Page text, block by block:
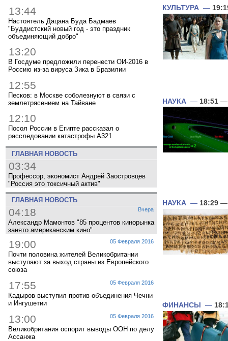
13:44
Настоятель Дацана Буда Бадмаев
"Буддистский новый год - это праздник
объединяющий добро"
13:20
В Госдуме предложили перенести ОИ-2016 в
Россию из-за вируса Зика в Бразилии
12:55
Песков: в Москве соболезнуют в связи с
землетрясением на Тайване
12:10
Посол России в Египте рассказал о
расследовании катастрофы A321
ГЛАВНАЯ НОВОСТЬ
03:34
Профессор, экономист Андрей Заостровцев
"Россия это токсичный актив"
ГЛАВНАЯ НОВОСТЬ
Вчера
04:18
Александр Мамонтов "85 процентов кинорынка
занято американским кино"
05 Февраля 2016
19:00
Почти половина жителей Великобритании
выступают за выход страны из Европейского
союза
05 Февраля 2016
17:55
Кадыров выступил против объединения Чечни
и Ингушетии
05 Февраля 2016
13:00
Великобритания оспорит выводы ООН по делу
Ассанжа
КУЛЬТУРА —
НАУКА — 18:51 —
НАУКА — 18:29 —
ФИНАНСЫ —